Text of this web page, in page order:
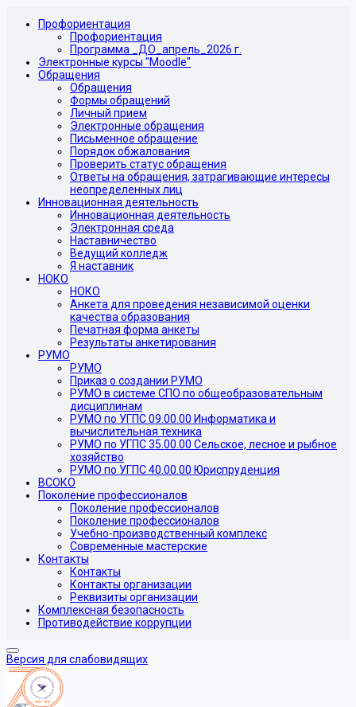
Профориентация
Профориентация
Программа _ДО_апрель_2026 г.
Электронные курсы "Moodle"
Обращения
Обращения
Формы обращений
Личный прием
Электронные обращения
Письменное обращение
Порядок обжалования
Проверить статус обращения
Ответы на обращения, затрагивающие интересы
неопределенных лиц
Инновационная деятельность
Инновационная деятельность
Электронная среда
Наставничество
Ведущий колледж
Я наставник
НОКО
НОКО
Анкета для проведения независимой оценки
качества образования
Печатная форма анкеты
Результаты анкетирования
РУМО
РУМО
Приказ о создании РУМО
РУМО в системе СПО по общеобразовательным
дисциплинам
РУМО по УГПС 09.00.00 Информатика и
вычислительная техника
РУМО по УГПС 35.00.00 Сельское, лесное и рыбное
хозяйство
РУМО по УГПС 40.00.00 Юриспруденция
ВСОКО
Поколение профессионалов
Поколение профессионалов
Поколение профессионалов
Учебно-производственный комплекс
Современные мастерские
Контакты
Контакты
Контакты организации
Реквизиты организации
Комплексная безопасность
Противодействие коррупции
Версия для слабовидящих